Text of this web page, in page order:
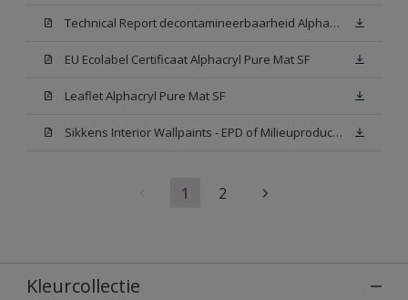
Technical Report decontamineerbaarheid Alphacryl Pure Mat SF
EU Ecolabel Certificaat Alphacryl Pure Mat SF
Leaflet Alphacryl Pure Mat SF
Sikkens Interior Wallpaints - EPD of Milieuproductverklaring
1 2
Kleurcollectie